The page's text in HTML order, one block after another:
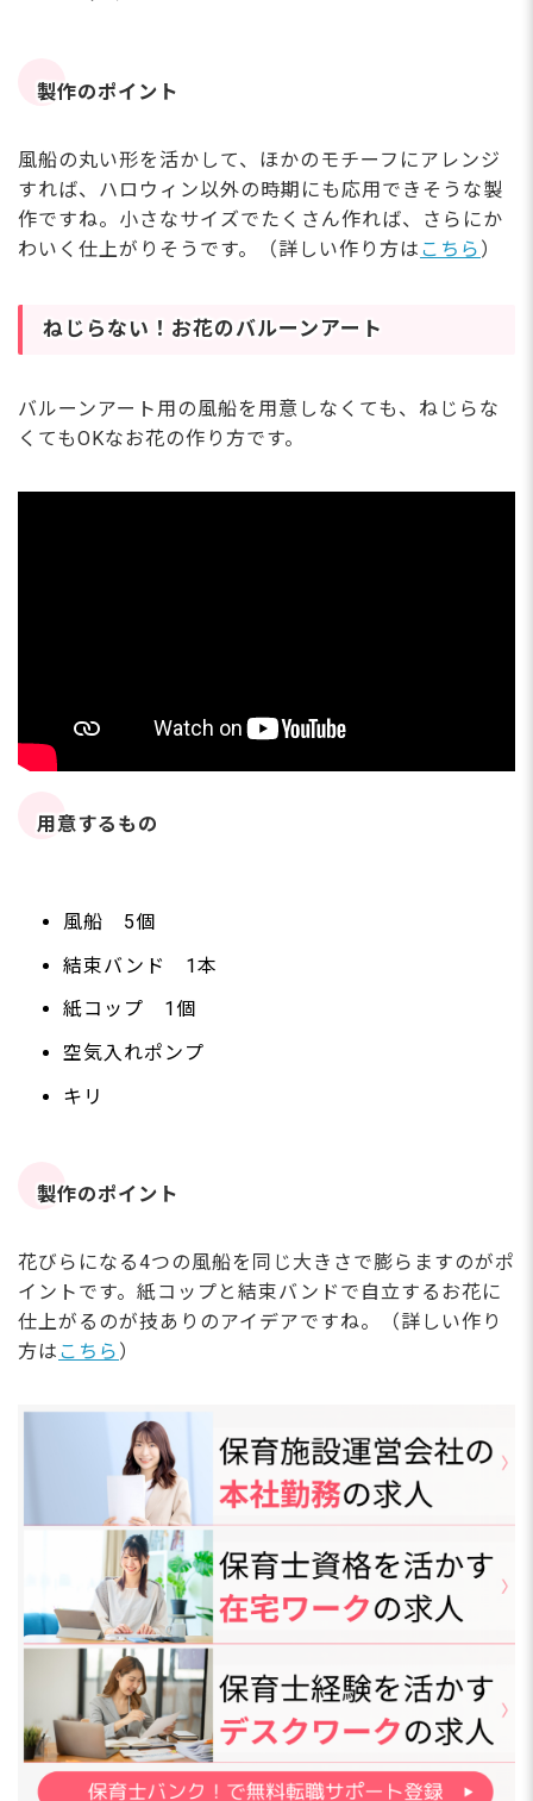
製作のポイント
風船の丸い形を活かして、ほかのモチーフにアレンジ
すれば、ハロウィン以外の時期にも応用できそうな製
作ですね。小さなサイズでたくさん作れば、さらにか
わいく仕上がりそうです。（詳しい作り方は こちら ）
ねじらない！お花のバルーンアート
バルーンアート用の風船を用意しなくても、ねじらな
くてもOKなお花の作り方です。
用意するもの
風船 5個
結束バンド 1本
紙コップ 1個
空気入れポンプ
キリ
製作のポイント
花びらになる4つの風船を同じ大きさで膨らますのがポ
イントです。紙コップと結束バンドで自立するお花に
仕上がるのが技ありのアイデアですね。（詳しい作り
方は こちら ）